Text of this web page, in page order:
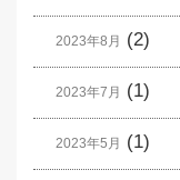
2023年8月 (2)
2023年7月 (1)
2023年5月 (1)